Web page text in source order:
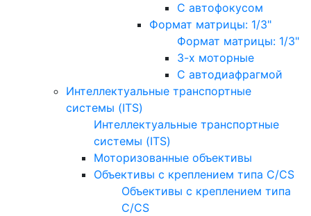
С автофокусом
Формат матрицы: 1/3"
Формат матрицы: 1/3"
3-х моторные
С автодиафрагмой
Интеллектуальные транспортные
системы (ITS)
Интеллектуальные транспортные
системы (ITS)
Моторизованные объективы
Объективы с креплением типа C/CS
Объективы с креплением типа
C/CS